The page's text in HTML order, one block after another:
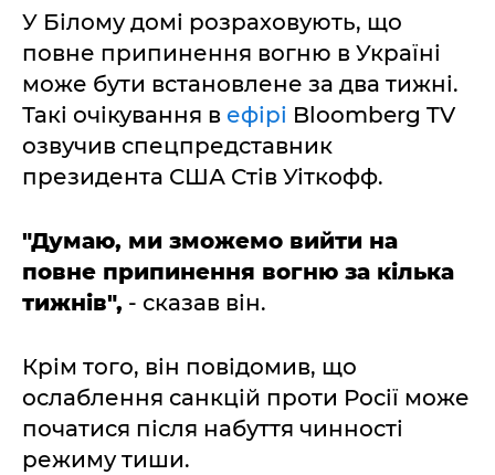
У Білому домі розраховують, що
повне припинення вогню в Україні
може бути встановлене за два тижні.
Такі очікування в ефірі Bloomberg TV
озвучив спецпредставник
президента США Стів Уіткофф.
"Думаю, ми зможемо вийти на
повне припинення вогню за кілька
тижнів", - сказав він.
Крім того, він повідомив, що
ослаблення санкцій проти Росії може
початися після набуття чинності
режиму тиши.